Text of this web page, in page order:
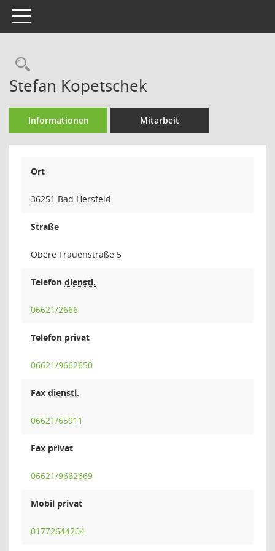
Toggle navigation
Rechercheauswahl
Stefan Kopetschek
Informationen Mitarbeit
Ort
36251 Bad Hersfeld
Straße
Obere Frauenstraße 5
Telefon dienstl.
06621/2666
Telefon privat
06621/9662650
Fax dienstl.
06621/65911
Fax privat
06621/9662669
Mobil privat
01772644204